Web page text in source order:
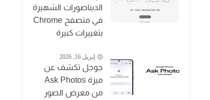
الديناصورات الشهيرة
في متصفح Chrome
بتغييرات كبيرة
إبريل 16, 2026
جوجل تكشف عن
ميزة Ask Photos
من معرض الصور